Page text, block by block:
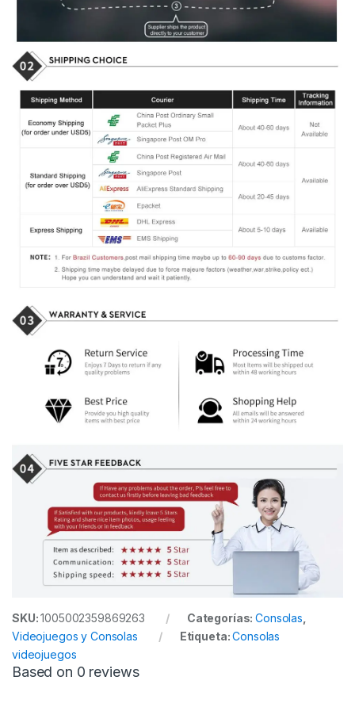
SKU:1005002359869263 Categorías:Consolas,
Videojuegos y Consolas
Etiqueta:Consolas
videojuegos
Based on 0 reviews